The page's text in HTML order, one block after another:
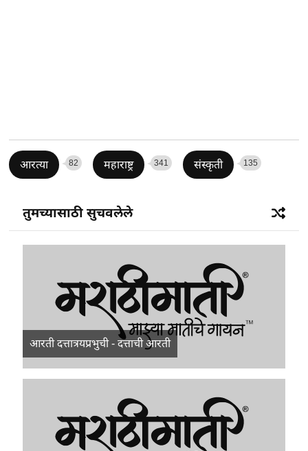
आरत्या 82 महाराष्ट्र 341 संस्कृती 135
तुमच्यासाठी सुचवलेले
आरती दत्तात्रयप्रभुची - दत्ताची आरती